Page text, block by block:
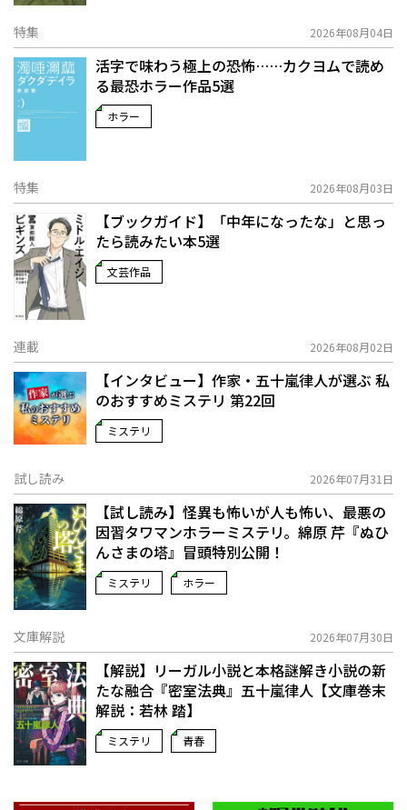
特集 2026年08月04日
活字で味わう極上の恐怖……カクヨムで読め
る最恐ホラー作品5選
ホラー
特集 2026年08月03日
【ブックガイド】「中年になったな」と思っ
たら読みたい本5選
文芸作品
連載 2026年08月02日
【インタビュー】作家・五十嵐律人が選ぶ 私
のおすすめミステリ 第22回
ミステリ
試し読み 2026年07月31日
【試し読み】怪異も怖いが人も怖い、最悪の
因習タワマンホラーミステリ。綿原 芹『ぬひ
んさまの塔』冒頭特別公開！
ミステリ ホラー
文庫解説 2026年07月30日
【解説】リーガル小説と本格謎解き小説の新
たな融合――『密室法典』五十嵐律人【文庫巻末
解説：若林 踏】
ミステリ 青春